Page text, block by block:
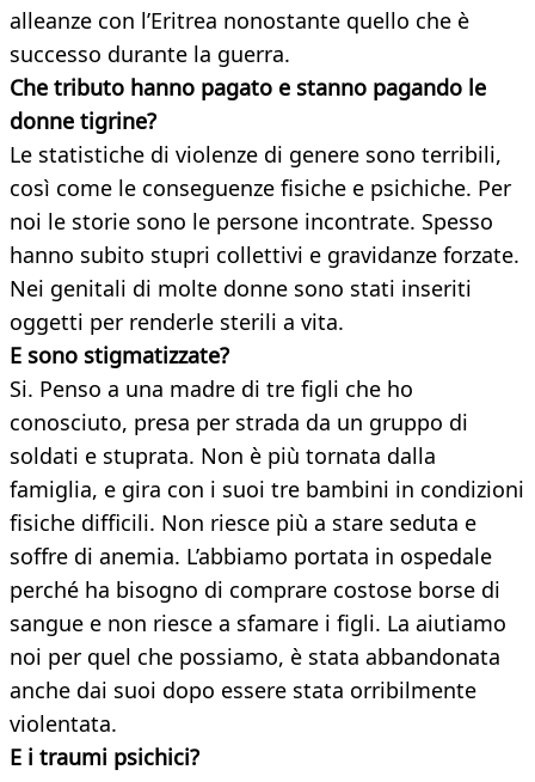
alleanze con l’Eritrea nonostante quello che è
successo durante la guerra.
Che tributo hanno pagato e stanno pagando le
donne tigrine?
Le statistiche di violenze di genere sono terribili,
così come le conseguenze fisiche e psichiche. Per
noi le storie sono le persone incontrate. Spesso
hanno subito stupri collettivi e gravidanze forzate.
Nei genitali di molte donne sono stati inseriti
oggetti per renderle sterili a vita.
E sono stigmatizzate?
Si. Penso a una madre di tre figli che ho
conosciuto, presa per strada da un gruppo di
soldati e stuprata. Non è più tornata dalla
famiglia, e gira con i suoi tre bambini in condizioni
fisiche difficili. Non riesce più a stare seduta e
soffre di anemia. L’abbiamo portata in ospedale
perché ha bisogno di comprare costose borse di
sangue e non riesce a sfamare i figli. La aiutiamo
noi per quel che possiamo, è stata abbandonata
anche dai suoi dopo essere stata orribilmente
violentata.
E i traumi psichici?